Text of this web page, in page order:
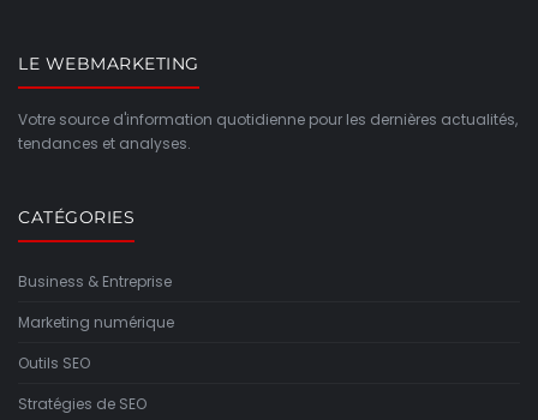
LE WEBMARKETING
Votre source d'information quotidienne pour les dernières actualités,
tendances et analyses.
CATÉGORIES
Business & Entreprise
Marketing numérique
Outils SEO
Stratégies de SEO